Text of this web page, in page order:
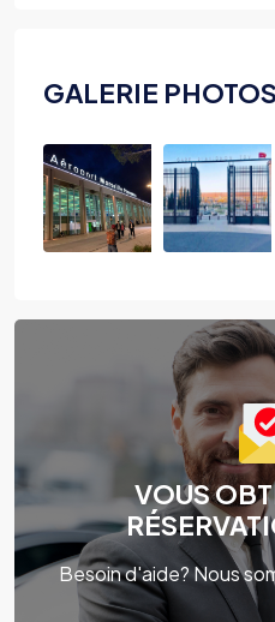
GALERIE PHOTOS
VOUS
Besoin d'aide? Nous